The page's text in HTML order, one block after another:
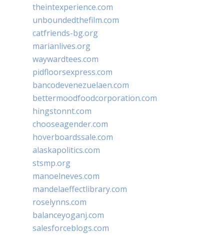
theintexperience.com
unboundedthefilm.com
catfriends-bg.org
marianlives.org
waywardtees.com
pidfloorsexpress.com
bancodevenezuelaen.com
bettermoodfoodcorporation.com
hingstonnt.com
chooseagender.com
hoverboardssale.com
alaskapolitics.com
stsmp.org
manoelneves.com
mandelaeffectlibrary.com
roselynns.com
balanceyoganj.com
salesforceblogs.com